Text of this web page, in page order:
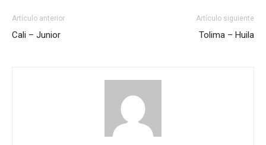
Artículo anterior
Cali – Junior
Artículo siguiente
Tolima – Huila